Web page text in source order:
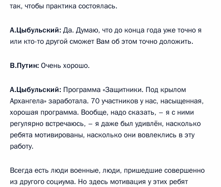
так, чтобы практика состоялась.
А.Цыбульский: Да. Думаю, что до конца года уже точно я
или кто-то другой сможет Вам об этом точно доложить.
В.Путин: Очень хорошо.
А.Цыбульский: Программа «Защитники. Под крылом
Архангела» заработала. 70 участников у нас, насыщенная,
хорошая программа. Вообще, надо сказать, – я с ними
регулярно встречаюсь, – я даже был удивлён, насколько
ребята мотивированы, насколько они вовлеклись в эту
работу.
Всегда есть люди военные, люди, пришедшие совершенно
из другого социума. Но здесь мотивация у этих ребят